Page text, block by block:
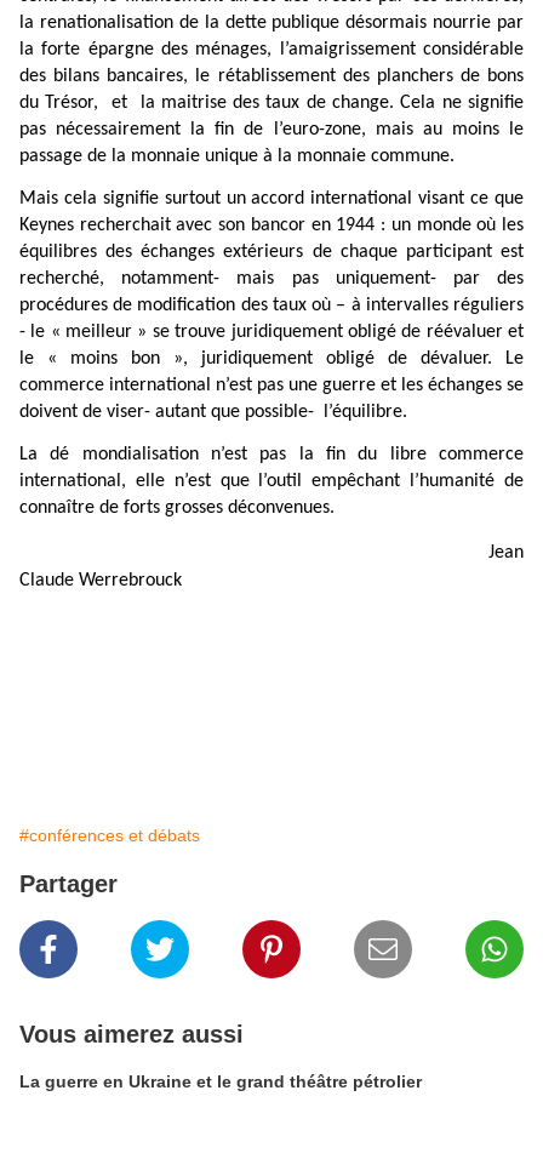
la renationalisation de la dette publique désormais nourrie par
la forte épargne des ménages, l’amaigrissement considérable
des bilans bancaires, le rétablissement des planchers de bons
du Trésor,
et
la maitrise des taux de change. Cela ne signifie
pas nécessairement la fin de l’euro-zone, mais au moins le
passage de la monnaie unique à la monnaie commune.
Mais cela signifie surtout un accord international visant ce que
Keynes recherchait avec son bancor en 1944 : un monde où les
équilibres des échanges extérieurs de chaque participant est
recherché, notamment- mais pas uniquement- par des
procédures de modification des taux où – à intervalles réguliers
- le « meilleur » se trouve juridiquement obligé de réévaluer et
le « moins bon », juridiquement obligé de dévaluer. Le
commerce international n’est pas une guerre et les échanges se
doivent de viser- autant que possible-
l’équilibre.
La dé mondialisation n’est pas la fin du libre commerce
international, elle n’est que l’outil empêchant l’humanité de
connaître de forts grosses déconvenues.
Jean
Claude Werrebrouck
#conférences et débats
Partager
Vous aimerez aussi
La guerre en Ukraine et le grand théâtre pétrolier